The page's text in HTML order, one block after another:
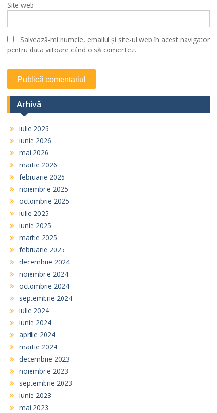
Site web
Salvează-mi numele, emailul și site-ul web în acest navigator
pentru data viitoare când o să comentez.
Arhivă
iulie 2026
iunie 2026
mai 2026
martie 2026
februarie 2026
noiembrie 2025
octombrie 2025
iulie 2025
iunie 2025
martie 2025
februarie 2025
decembrie 2024
noiembrie 2024
octombrie 2024
septembrie 2024
iulie 2024
iunie 2024
aprilie 2024
martie 2024
decembrie 2023
noiembrie 2023
septembrie 2023
iunie 2023
mai 2023